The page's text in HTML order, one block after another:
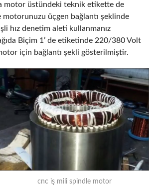
motor üstündeki teknik etikette de
üçgen bağlantı şeklinde
hız denetim aleti kullanmanız
Biçim 1’ de etiketinde 220/380 Volt
için bağlantı şekli gösterilmiştir.
cnc iş mili spindle motor